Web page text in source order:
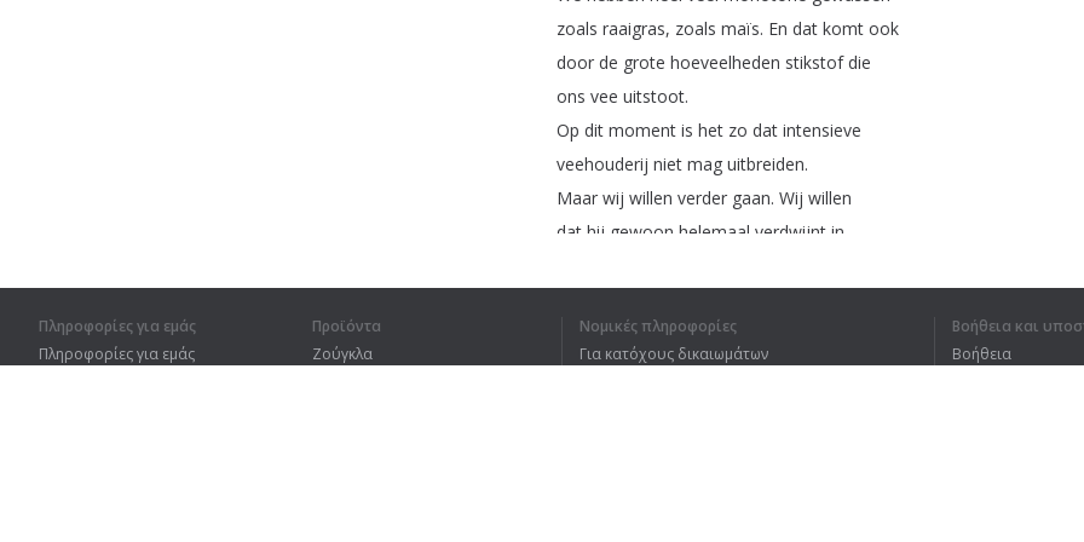
zoals raaigras, zoals maïs. En dat komt ook
door de grote hoeveelheden stikstof die
ons vee uitstoot.
Op dit moment is het zo dat intensieve
veehouderij niet mag uitbreiden.
Maar wij willen verder gaan. Wij willen
dat hij gewoon helemaal verdwijnt in
Grond die nu wordt gebruikt
en voor mestafvoer.
Πληροφορίες για εμάς
Πληροφορίες για εμάς
Προϊόντα
Ζούγκλα
Νομικές πληροφορίες
Για κατόχους δικαιωμάτων
Βοήθεια και
Βοήθεια